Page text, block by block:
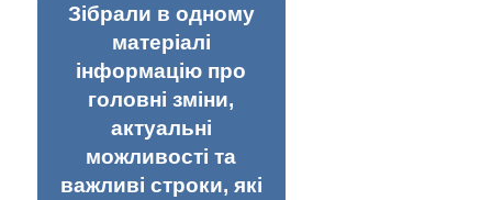
Зібрали в одному
матеріалі
інформацію про
головні зміни,
актуальні
можливості та
важливі строки, які